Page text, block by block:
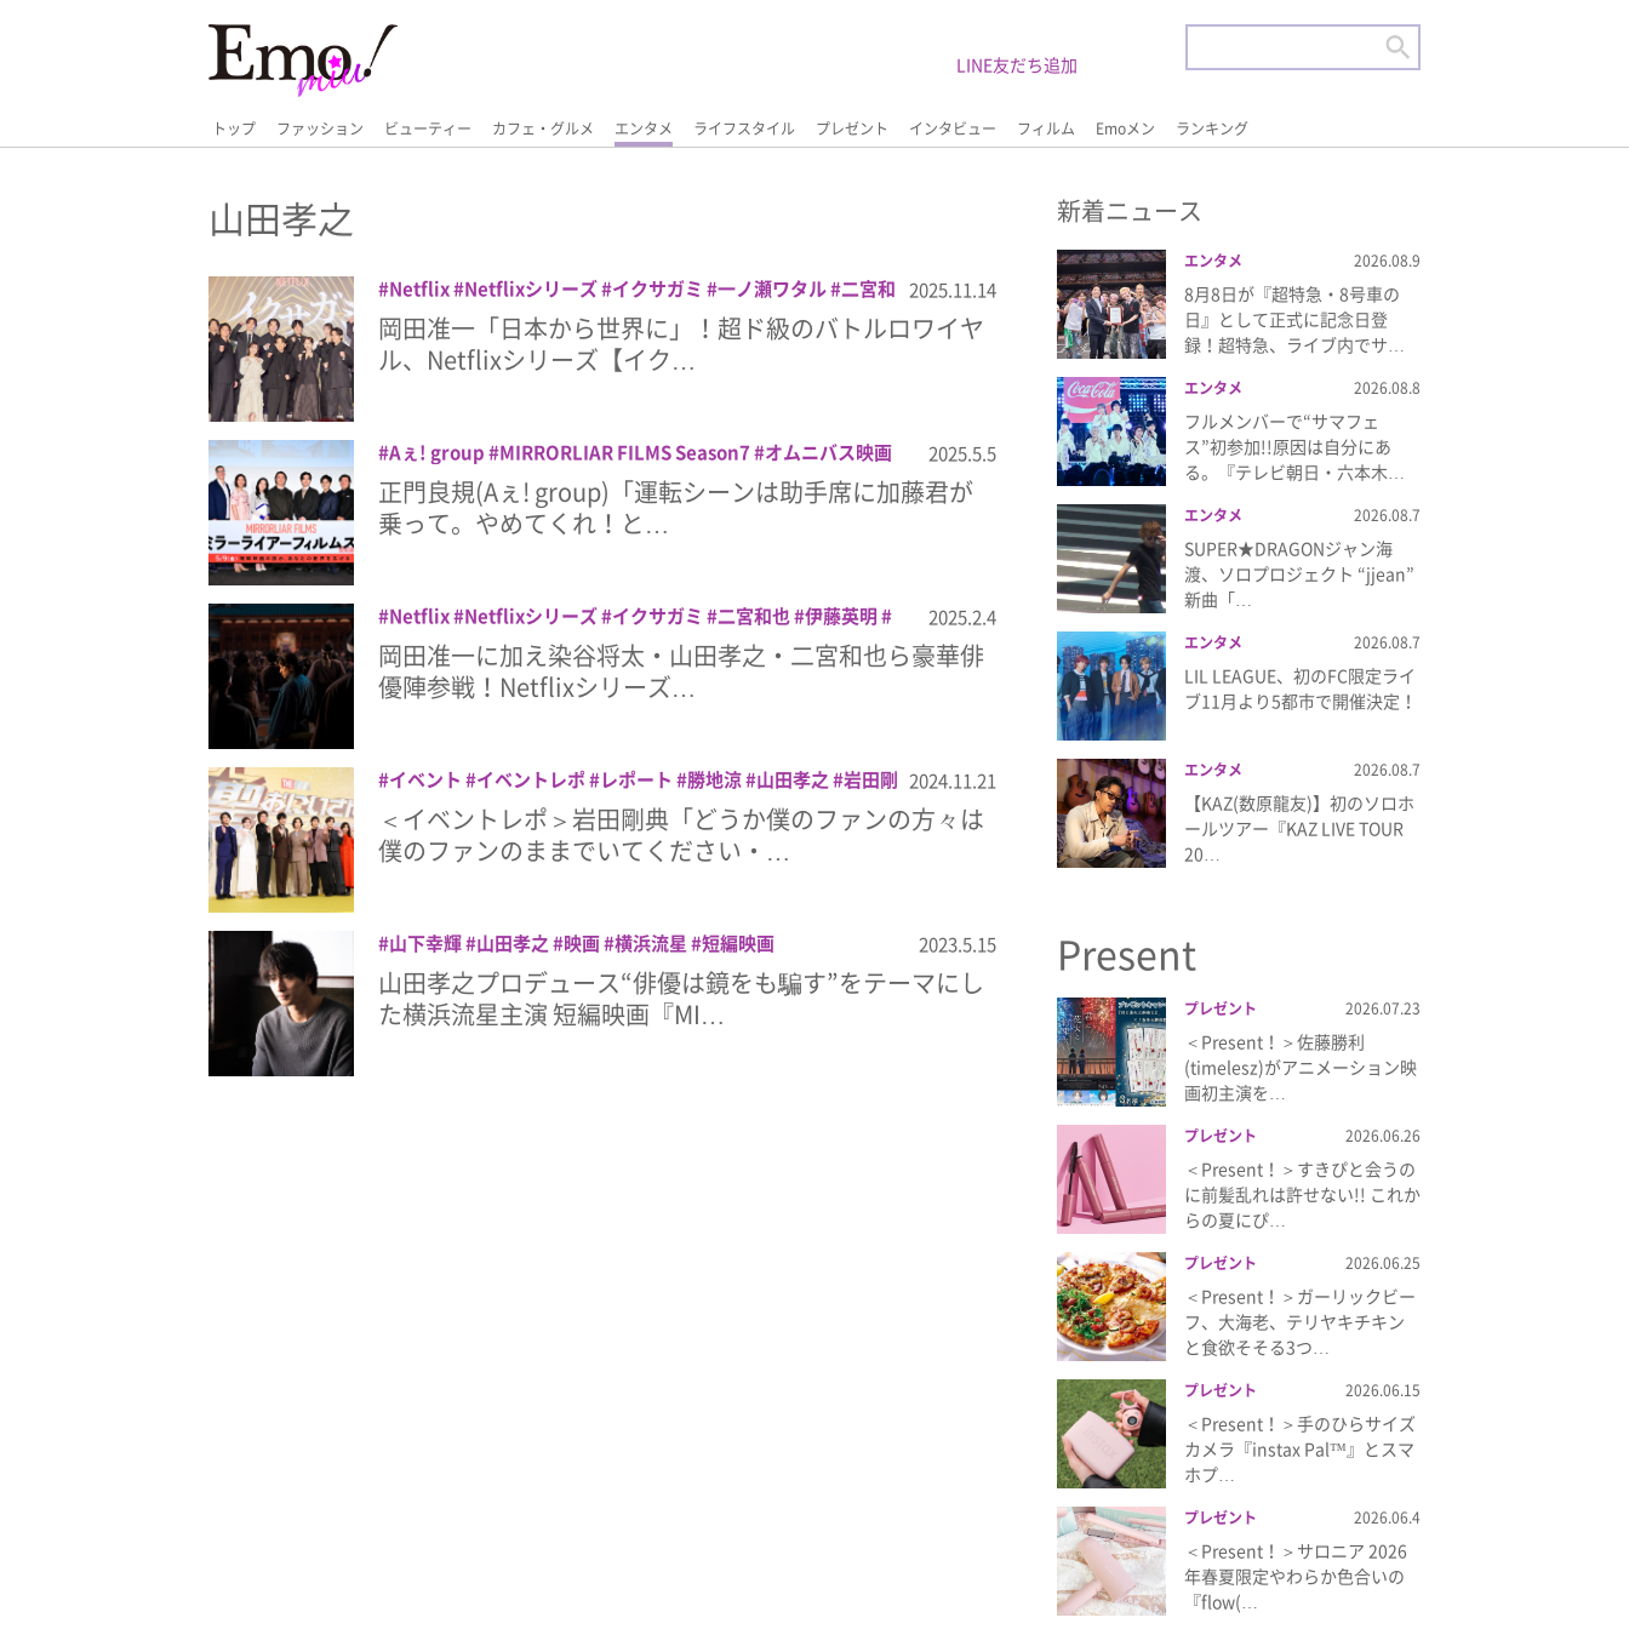
トップ ファッション ビューティー カフェ・グルメ エンタメ ライフスタイル プレゼント インタビュー フィルム Emoメン ランキング
LINE友だち追加
山田孝之
Netflix Netflixシリーズ イクサガミ 一ノ瀬ワタル 二宮和
也 井浦新 伊藤英明 山田孝之 岡田准一 早乙女太一 東出
昌大 染谷将太 濱田岳 玉木宏 阿部寛
2025.11.14
岡田准一「日本から世界に」！超ド級のバトルロワイヤ
ル、Netflixシリーズ【イク…
Aぇ! group MIRRORLIAR FILMS Season7 オムニバス映画
加藤シゲアキ
山田孝之 正門良規
2025.5.5
正門良規(Aぇ! group)「運転シーンは助手席に加藤君が
乗って。やめてくれ！と…
Netflix Netflixシリーズ イクサガミ 二宮和也 伊藤英明
山田孝之
岡田准一 早乙女太一 東出昌大 染谷将太 玉木宏
2025.2.4
岡田准一に加え染谷将太・山田孝之・二宮和也ら豪華俳
優陣参戦！Netflixシリーズ…
イベント イベントレポ レポート 勝地涼 山田孝之 岩田剛
映画 松山ケンイチ 染谷将太 窪田正孝
聖☆おにいさん
藤原竜也
2024.11.21
＜イベントレポ＞岩田剛典「どうか僕のファンの方々は
僕のファンのままでいてください・…
山下幸輝 山田孝之 映画 横浜流星 短編映画 2023.5.15
山田孝之プロデュース“俳優は鏡をも騙す”をテーマにし
た横浜流星主演 短編映画『MI…
新着ニュース
エンタメ 2026.08.9
8月8日が『超特急・8号車の
日』として正式に記念日登
録！超特急、ライブ内でサ…
エンタメ 2026.08.8
フルメンバーで“サマフェ
ス”初参加!!原因は自分にあ
る。『テレビ朝日・六本木…
エンタメ 2026.08.7
SUPER★DRAGONジャン海
渡、ソロプロジェクト “jjean”
新曲「…
エンタメ 2026.08.7
LIL LEAGUE、初のFC限定ライ
ブ11月より5都市で開催決定！
エンタメ 2026.08.7
【KAZ(数原龍友)】初のソロホ
ールツアー『KAZ LIVE TOUR
20…
Present
プレゼント 2026.07.23
＜Present！＞佐藤勝利
(timelesz)がアニメーション映
画初主演を…
プレゼント 2026.06.26
＜Present！＞すきぴと会うの
に前髪乱れは許せない!! これか
らの夏にぴ…
プレゼント 2026.06.25
＜Present！＞ガーリックビー
フ、大海老、テリヤキチキン
と食欲そそる3つ…
プレゼント 2026.06.15
＜Present！＞手のひらサイズ
カメラ『instax Pal™』とスマ
ホプ…
プレゼント 2026.06.4
＜Present！＞サロニア 2026
年春夏限定やわらか色合いの
『flow(…